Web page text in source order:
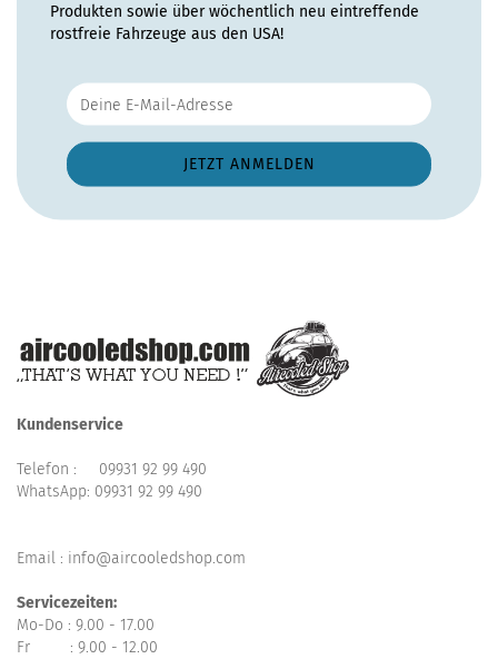
Produkten sowie über wöchentlich neu eintreffende
rostfreie Fahrzeuge aus den USA!
Kundenservice
Telefon : 09931 92 99 490
WhatsApp: 09931 92 99 490
Email : info@aircooledshop.com
Servicezeiten:
Mo-Do : 9.00 - 17.00
Fr : 9.00 - 12.00